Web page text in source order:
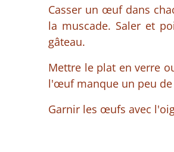
Casser un œuf dans
la muscade. Saler et
gâteau.
Mettre le plat en verre
l'œuf manque un peu
Garnir les œufs avec